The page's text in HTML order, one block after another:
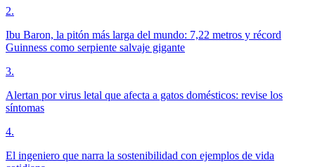
2.
Ibu Baron, la pitón más larga del mundo: 7,22 metros y récord
Guinness como serpiente salvaje gigante
3.
Alertan por virus letal que afecta a gatos domésticos: revise los
síntomas
4.
El ingeniero que narra la sostenibilidad con ejemplos de vida